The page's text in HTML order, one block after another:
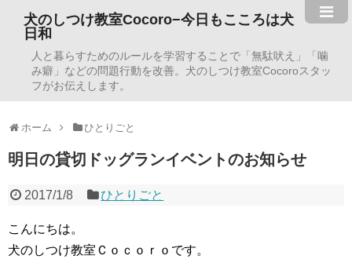
犬のしつけ教室Cocoro−今日もこころは犬
日和
人と暮らすためのルールを学習することで「無駄吠え」「噛
み癖」などの問題行動を改善。犬のしつけ教室Cocoroスタッ
フがお伝えします。
ホーム ひとりごと
明日の貸切ドッグランイベントのお知らせ
2017/1/8 ひとりごと
こんにちは。
犬のしつけ教室Ｃｏｃｏｒｏです。